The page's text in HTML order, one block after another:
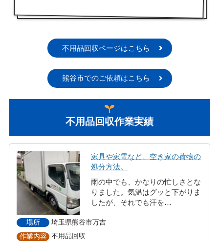
不用品回収ページはこちら
熊谷市でのご依頼はこちら
不用品回収作業実績
家具や家電など、空き家の荷物の
処分方法。
雨の中でも、かなりの忙しさとな
りました。気温はグッと下がりま
したが、それでも汗を…
場所
埼玉県熊谷市万吉
作業内容
不用品回収